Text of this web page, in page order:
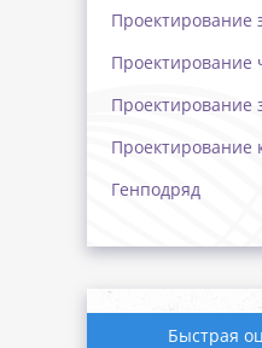
Проектирование
Проектирование
Проектирование
Проектирование
Генподряд
Быстрая